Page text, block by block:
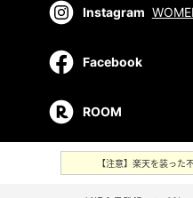
Instagram
Facebook
ROOM
【注意】楽天を装った